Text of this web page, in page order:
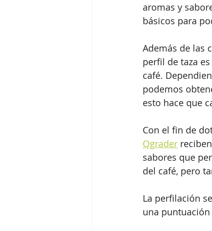
aromas y
básicos para
Además de las
perfil de taza
café.
podemos
esto hace que
Con el fin de
Qgrader
sabores que
del café, pero
La perfilación
una puntuación